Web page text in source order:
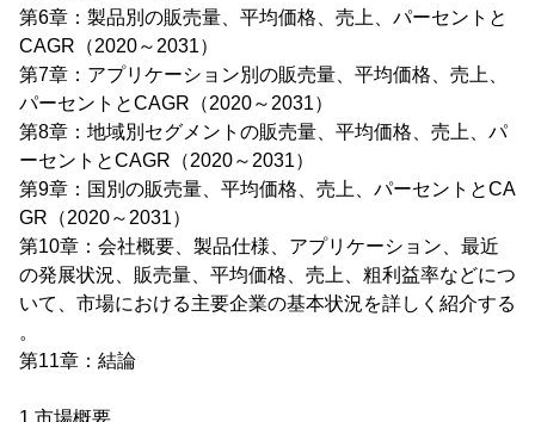
第6章：製品別の販売量、平均価格、売上、パーセントと
CAGR（2020～2031）
第7章：アプリケーション別の販売量、平均価格、売上、
パーセントとCAGR（2020～2031）
第8章：地域別セグメントの販売量、平均価格、売上、パ
ーセントとCAGR（2020～2031）
第9章：国別の販売量、平均価格、売上、パーセントとCA
GR（2020～2031）
第10章：会社概要、製品仕様、アプリケーション、最近
の発展状況、販売量、平均価格、売上、粗利益率などにつ
いて、市場における主要企業の基本状況を詳しく紹介する
。
第11章：結論
1 市場概要